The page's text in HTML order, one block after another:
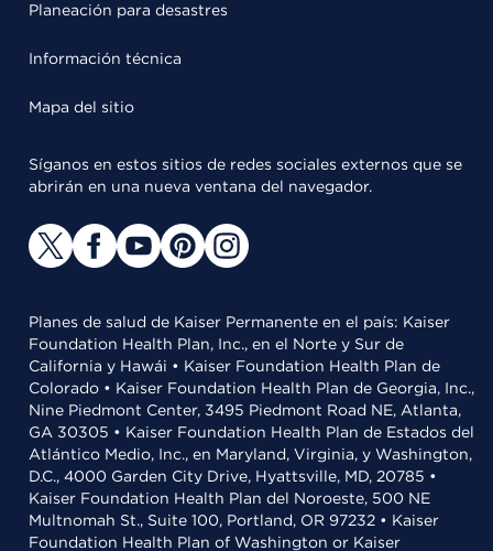
Planeación para desastres
Información técnica
Mapa del sitio
Síganos en estos sitios de redes sociales externos que se
abrirán en una nueva ventana del navegador.
Planes de salud de Kaiser Permanente en el país: Kaiser
Foundation Health Plan, Inc., en el Norte y Sur de
California y Hawái • Kaiser Foundation Health Plan de
Colorado • Kaiser Foundation Health Plan de Georgia, Inc.,
Nine Piedmont Center, 3495 Piedmont Road NE, Atlanta,
GA 30305 • Kaiser Foundation Health Plan de Estados del
Atlántico Medio, Inc., en Maryland, Virginia, y Washington,
D.C., 4000 Garden City Drive, Hyattsville, MD, 20785 •
Kaiser Foundation Health Plan del Noroeste, 500 NE
Multnomah St., Suite 100, Portland, OR 97232 • Kaiser
Foundation Health Plan of Washington or Kaiser